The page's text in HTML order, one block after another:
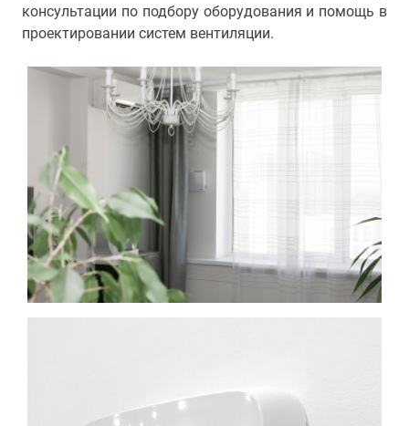
консультации по подбору оборудования и помощь в
проектировании систем вентиляции.